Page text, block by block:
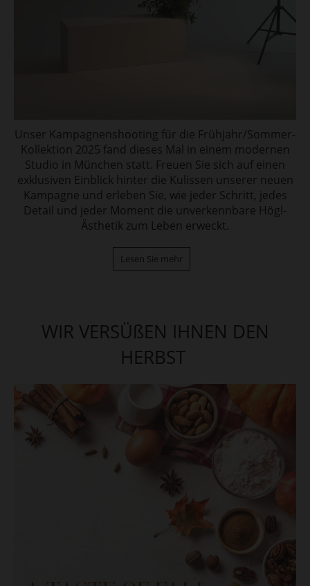
Unser Kampagnenshooting für die Frühjahr/Sommer-
Kollektion 2025 fand dieses Mal in einem modernen
Studio in München statt. Freuen Sie sich auf einen
exklusiven Einblick hinter die Kulissen unserer neuen
Kampagne und erleben Sie, wie jeder Schritt, jedes
Detail und jeder Moment die unverkennbare Högl-
Ästhetik zum Leben erweckt.
Lesen Sie mehr
WIR VERSÜßEN IHNEN DEN
HERBST